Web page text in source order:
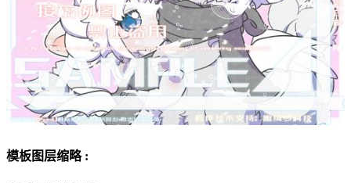
模板图层缩略 :